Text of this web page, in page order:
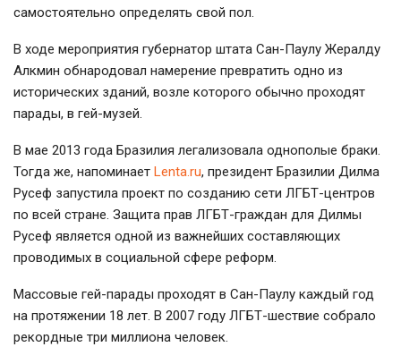
самостоятельно определять свой пол.
В ходе мероприятия губернатор штата Сан-Паулу Жералду
Алкмин обнародовал намерение превратить одно из
исторических зданий, возле которого обычно проходят
парады, в гей-музей.
В мае 2013 года Бразилия легализовала однополые браки.
Тогда же, напоминает Lenta.ru, президент Бразилии Дилма
Русеф запустила проект по созданию сети ЛГБТ-центров
по всей стране. Защита прав ЛГБТ-граждан для Дилмы
Русеф является одной из важнейших составляющих
проводимых в социальной сфере реформ.
Массовые гей-парады проходят в Сан-Паулу каждый год
на протяжении 18 лет. В 2007 году ЛГБТ-шествие собрало
рекордные три миллиона человек.